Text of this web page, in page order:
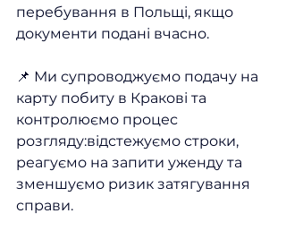
перебування в Польщі, якщо
документи подані вчасно.
📌 Ми супроводжуємо подачу на
карту побиту в Кракові та
контролюємо процес
розгляду:відстежуємо строки,
реагуємо на запити уженду та
зменшуємо ризик затягування
справи.